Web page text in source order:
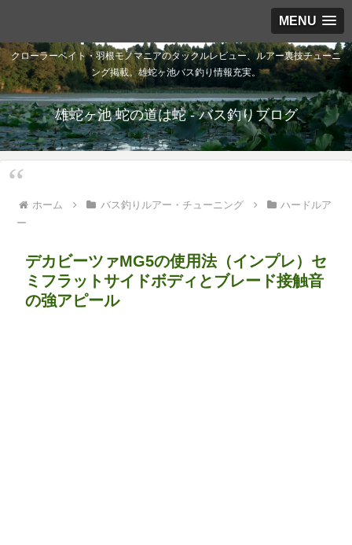
MENU
クローラーベイト・羽根モノマニアのタックルレビュー、ルアー裏技チューニ
ング掲載。雄蛇ヶ池バス釣り情報充実。
雄蛇ヶ池 蛇の道は蛇 - バス釣りブログ
ホーム バス釣りルアー・チューニング
ハードルア
ー
デカビーツァMG5の使用法（インプレ）セ
ミフラットサイドボディとブレード接触音
の強アピール